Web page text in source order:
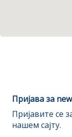
Пријава за
Пријавите се
нашем сајту.